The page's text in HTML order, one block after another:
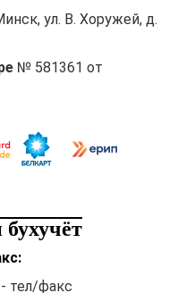
услуг, для
а также для
в
получение
выгод от
лиц к данным
ул. В. Хоружей, д.
№ 581361 от
- тел/факс